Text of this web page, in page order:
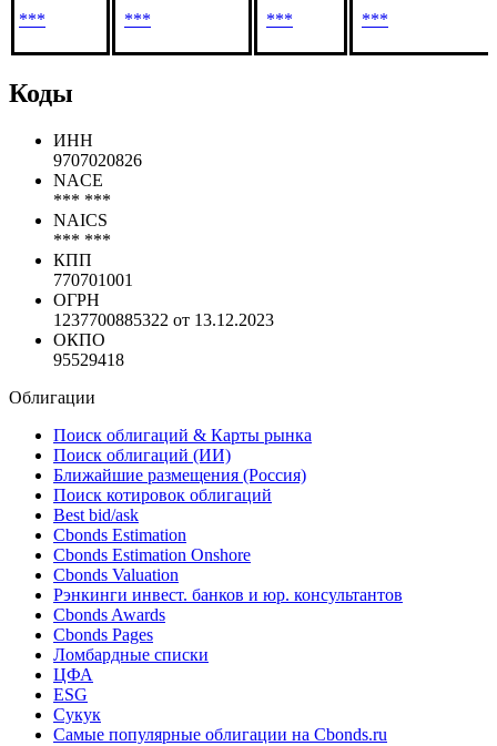
*** *** *** ***
Коды
ИНН
9707020826
NACE
*** ***
NAICS
*** ***
КПП
770701001
ОГРН
1237700885322 от 13.12.2023
ОКПО
95529418
Облигации
Поиск облигаций & Карты рынка
Поиск облигаций (ИИ)
Ближайшие размещения (Россия)
Поиск котировок облигаций
Best bid/ask
Cbonds Estimation
Cbonds Estimation Onshore
Cbonds Valuation
Рэнкинги инвест. банков и юр. консультантов
Cbonds Awards
Cbonds Pages
Ломбардные списки
ЦФА
ESG
Сукук
Самые популярные облигации на Cbonds.ru